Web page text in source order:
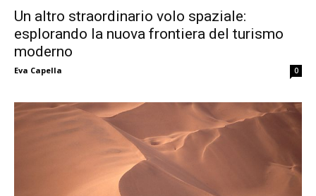
Un altro straordinario volo spaziale:
esplorando la nuova frontiera del turismo
moderno
Eva Capella 0